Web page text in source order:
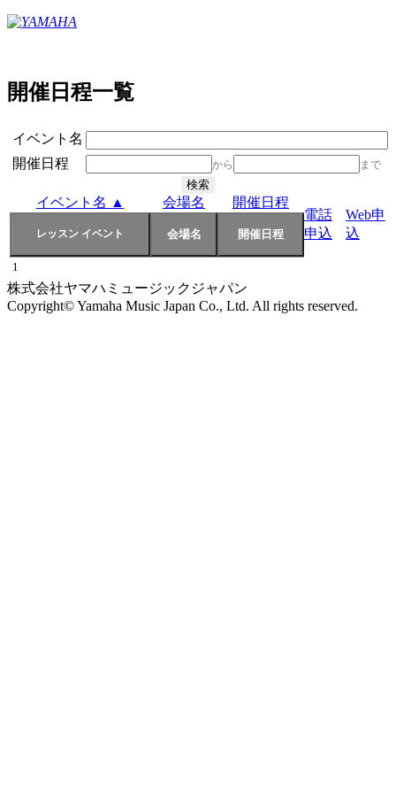
開催日程一覧
イベント名
開催日程
から まで
イベント名 ▲ 会場名
開催日程
電話
申込
Web申
込
1
株式会社ヤマハミュージックジャパン
Copyright© Yamaha Music Japan Co., Ltd. All rights reserved.